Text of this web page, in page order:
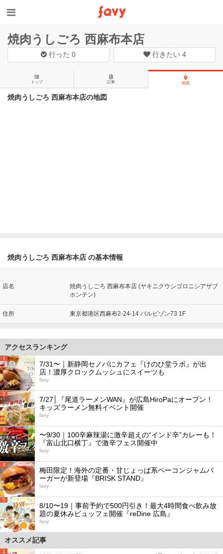
焼肉うしごろ 西麻布本店
行った0 行きたい 4
トップ 記事 地図
焼肉うしごろ 西麻布本店の地図
焼肉うしごろ 西麻布本店 の基本情報
店名
焼肉うしごろ 西麻布本店 (ヤキニクウシゴロニシアザブ
ホンテン)
住所 東京都港区西麻布2-24-14 バルビゾン73 1F
アクセスランキング
1
7/31〜｜新静岡セノバにカフェ『けのひ堂ラボ』が出
店！濃厚クロックムッシュにスイーツも
favy
2
7/27│『尾道ラーメンWAN』が広島HiroPaにオープン！
キッズラーメン無料イベント開催
favy
3
〜9/30｜100辛麻辣湯に激辛超えの“インド辛”カレーも！
『富山北口横丁』で激辛フェス開催中
favy
4
梅田限定！海外の定番・甘じょっぱ系ベーコンジャムバ
ーガーが新登場『BRISK STAND』
favy
5
8/10〜19｜事前予約で500円引き！最大4時間食べ飲み放
題の夏休みビュッフェ開催『reDine 広島』
favy
オススメ記事
1